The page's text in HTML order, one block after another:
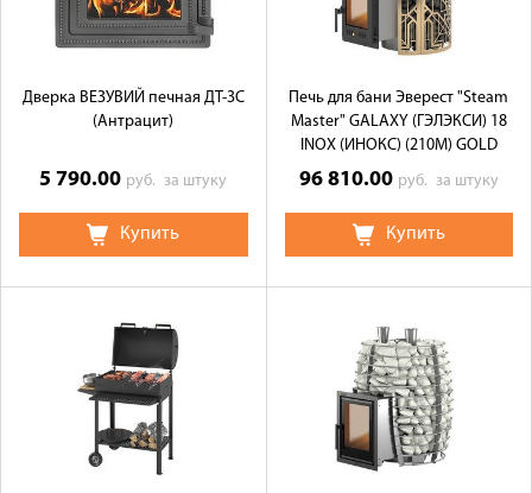
Дверка ВЕЗУВИЙ печная ДТ-3С
(Антрацит)
5 790.00 руб.за штуку
Купить
Печь для бани Эверест "Steam
Master" GALAXY (ГЭЛЭКСИ) 18
INOX (ИНОКС) (210М) GOLD
(ГОЛД)
96 810.00 руб. за штуку
Купить